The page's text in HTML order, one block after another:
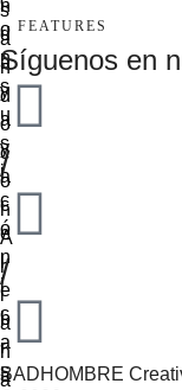
FEATURES
Síguenos en
/
/
BADHOMBRE